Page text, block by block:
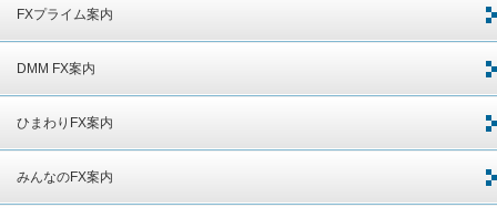
FXプライム案内
DMM FX案内
ひまわりFX案内
みんなのFX案内